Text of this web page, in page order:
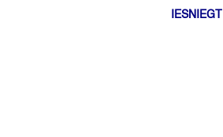
IESNIEGT